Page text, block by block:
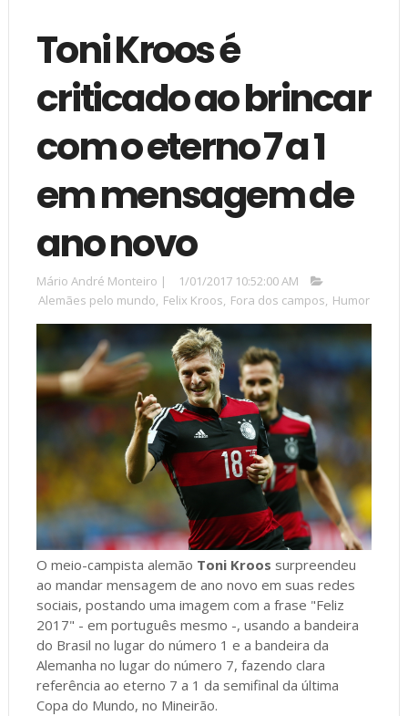
Toni Kroos é
criticado ao brincar
com o eterno 7 a 1
em mensagem de
ano novo
Mário André Monteiro |
1/01/2017 10:52:00 AM
Alemães pelo mundo, Felix Kroos, Fora dos campos, Humor
O meio-campista alemão Toni Kroos surpreendeu
ao mandar mensagem de ano novo em suas redes
sociais, postando uma imagem com a frase "Feliz
2017" - em português mesmo -, usando a bandeira
do Brasil no lugar do número 1 e a bandeira da
Alemanha no lugar do número 7, fazendo clara
referência ao eterno 7 a 1 da semifinal da última
Copa do Mundo, no Mineirão.